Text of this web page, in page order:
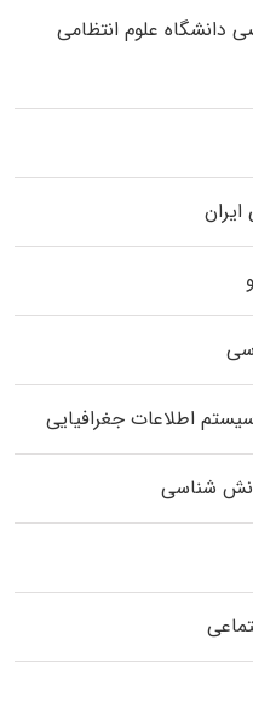
ﻋﻠﻮم انتظامی
اطلاعات جغرافیایی
شناسی